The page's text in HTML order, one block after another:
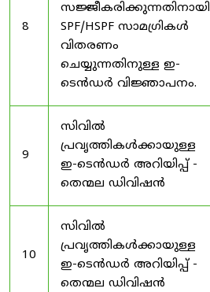
8
സജ്ജീകരിക്കുന്നതിനായി
SPF/HSPF സാമഗ്രികൾ
വിതരണം
ചെയ്യുന്നതിനുള്ള ഇ-
ടെൻഡർ വിജ്ഞാപനം.
9
സിവിൽ
പ്രവൃത്തികൾക്കായുള്ള
ഇ-ടെൻഡർ അറിയിപ്പ് -
തെന്മല ഡിവിഷൻ
10
സിവിൽ
പ്രവൃത്തികൾക്കായുള്ള
ഇ-ടെൻഡർ അറിയിപ്പ് -
തെന്മല ഡിവിഷൻ